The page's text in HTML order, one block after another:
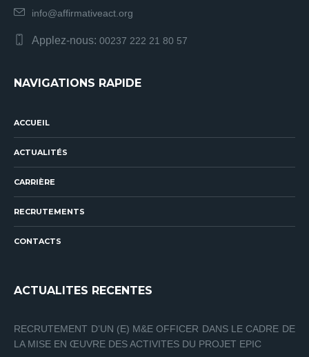
info@affirmativeact.org
Applez-nous:00237 222 21 80 57
NAVIGATIONS RAPIDE
ACCUEIL
ACTUALITÉS
CARRIÈRE
RECRUTEMENTS
CONTACTS
ACTUALITES RECENTES
RECRUTEMENT D’UN (E) M&E OFFICER DANS LE CADRE DE
LA MISE EN ŒUVRE DES ACTIVITES DU PROJET EPIC